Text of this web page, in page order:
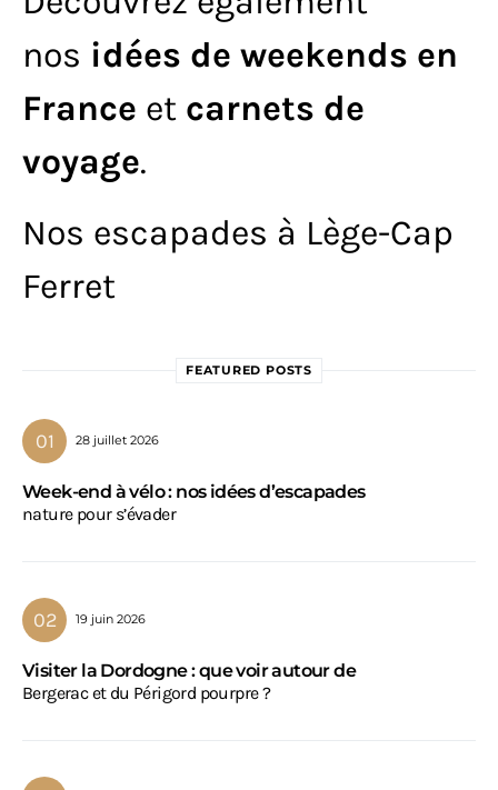
nos idées de weekends en
France et carnets de
voyage.
Nos escapades à Lège-Cap
Ferret
FEATURED POSTS
28 juillet 2026
Week-end à vélo : nos idées d’escapades
nature pour s’évader
19 juin 2026
Visiter la Dordogne : que voir autour de
Bergerac et du Périgord pourpre ?